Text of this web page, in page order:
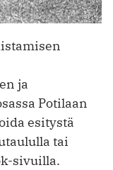
ja
Potilaan
esitystä
tai
sivuilla.